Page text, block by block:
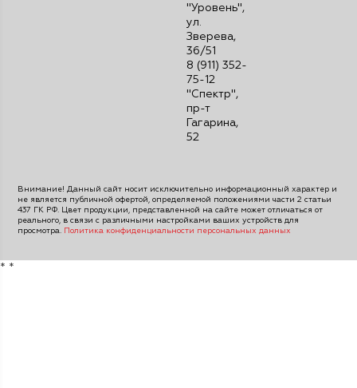
"Уровень",
ул.
Зверева,
36/51
8 (911) 352-
75-12
"Спектр",
пр-т
Гагарина,
52
Внимание! Данный сайт носит исключительно информационный характер и
не является публичной офертой, определяемой положениями части 2 статьи
437 ГК РФ. Цвет продукции, представленной на сайте может отличаться от
реального, в связи с различными настройками ваших устройств для
просмотра.
Политика конфиденциальности персональных данных
* *